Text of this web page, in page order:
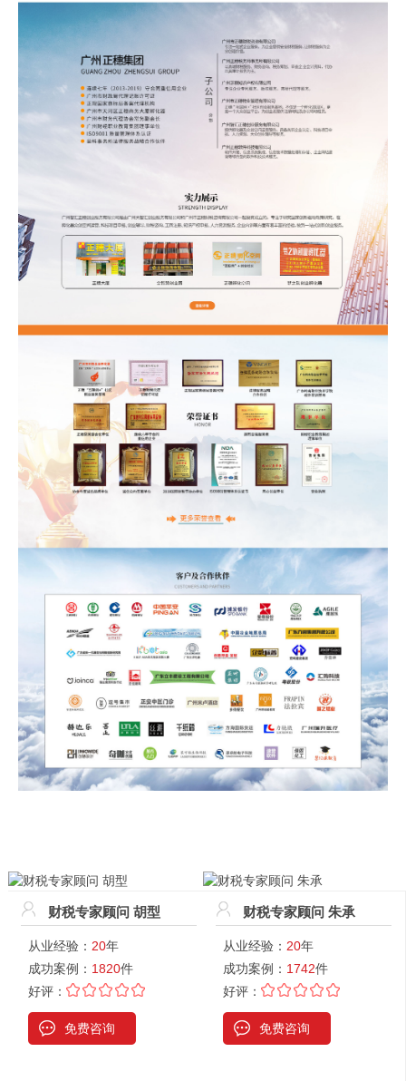
财税专家顾问 胡型
从业经验： 20年
成功案例： 1820件
好评：
免费咨询
财税专家顾问 朱承
从业经验： 20年
成功案例： 1742件
好评：
免费咨询